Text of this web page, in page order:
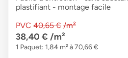
plastifiant - montage facile
PVC 40,65 € /m²
38,40 € /m²
1 Paquet: 1,84 m² à 70,66 €